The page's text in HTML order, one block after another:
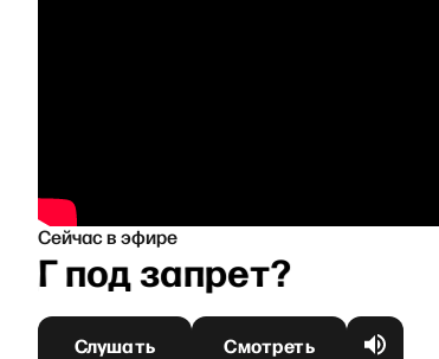
Сейчас в эфире
под запрет?
Слушать
Смотреть